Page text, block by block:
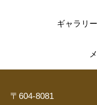
ギャラリ
〒604-8081